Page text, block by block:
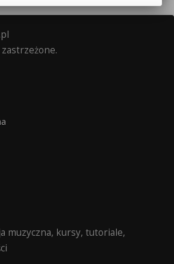
muzyczna, kursy, tutoriale,